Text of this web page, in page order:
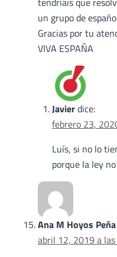
un grupo de
Gracias por tu
VIVA ESPAÑA
Javierdice:
febrero 23,
Luís, si no lo
porque la ley
Ana M Hoyos Peña
abril 12, 2019 a